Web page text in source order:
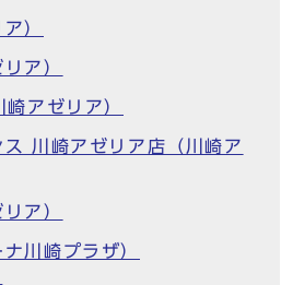
）
ア）
アゼリア）
川崎アゼリア店（川崎ア
ア）
川崎プラザ）